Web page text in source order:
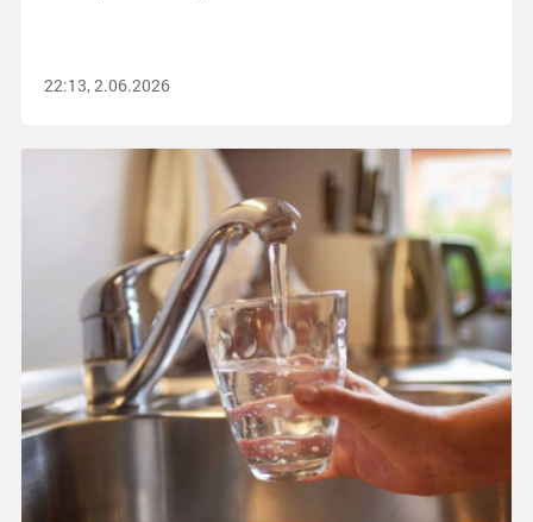
22:13, 2.06.2026